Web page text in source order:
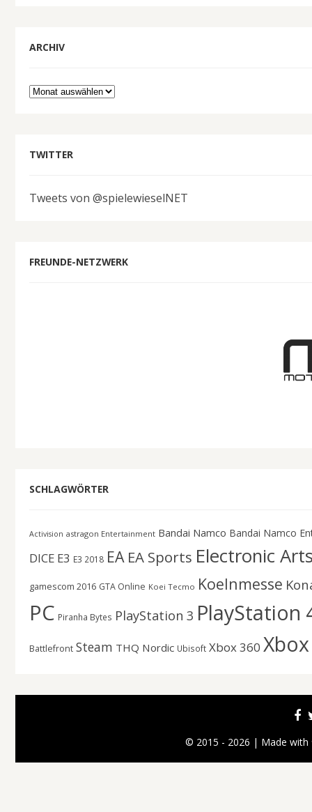
ARCHIV
Archiv
TWITTER
Tweets von @spielewieselNET
FREUNDE-NETZWERK
SCHLAGWÖRTER
Activision astragon Entertainment Bandai Namco Bandai Namco
DICE E3 E3 2018 EA EA Sports Electronic
gamescom 2016 GTA Online Koei Tecmo Koelnmesse
PC Piranha Bytes PlayStation 3 PlayStation
Battlefront Steam THQ Nordic Ubisoft Xbox 360
© 2015 - 2026 | Made